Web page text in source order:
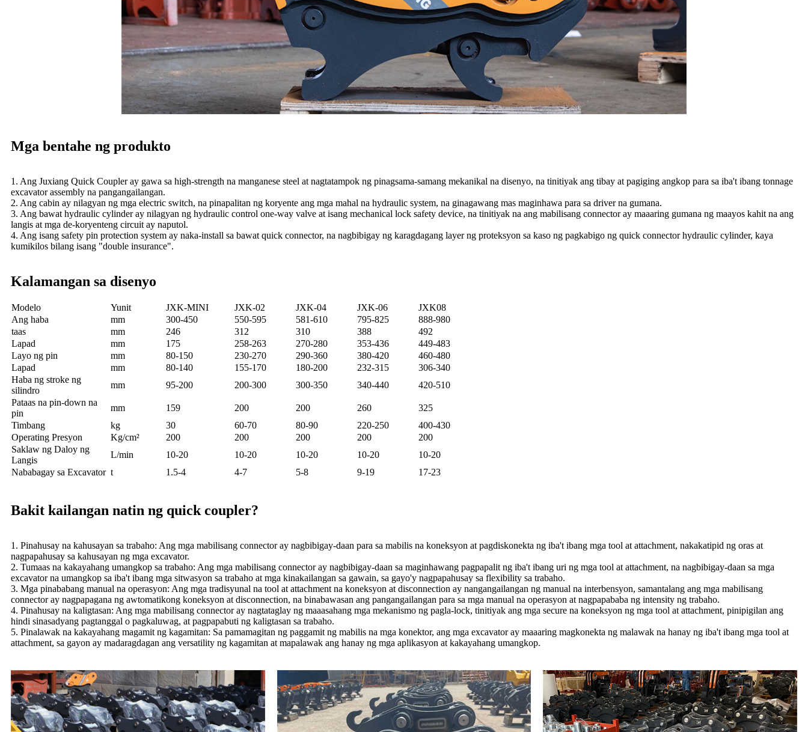
Mga bentahe ng produkto
1. Ang Juxiang Quick Coupler ay gawa sa high-strength na manganese steel at nagtatampok ng pinagsama-samang mekanikal na disenyo, na tinitiyak ang tibay at pagiging angkop para sa iba't ibang tonnage
excavator assembly na pangangailangan.
2. Ang cabin ay nilagyan ng mga electric switch, na pinapalitan ng koryente ang mga mahal na hydraulic system, na ginagawang mas maginhawa para sa driver na gumana.
3. Ang bawat hydraulic cylinder ay nilagyan ng hydraulic control one-way valve at isang mechanical lock safety device, na tinitiyak na ang mabilisang connector ay maaaring gumana ng maayos kahit na ang
langis at mga de-koryenteng circuit ay naputol.
4. Ang isang safety pin protection system ay naka-install sa bawat quick connector, na nagbibigay ng karagdagang layer ng proteksyon sa kaso ng pagkabigo ng quick connector hydraulic cylinder, kaya
kumikilos bilang isang "double insurance".
Kalamangan sa disenyo
Modelo Yunit JXK-MINI JXK-02 JXK-04 JXK-06
JXK08
Ang haba
mm 300-450 550-595 581-610 795-825
888-980
taas
mm 246 312 310 388
492
Lapad
mm 175 258-263 270-280 353-436
449-483
Layo ng pin
mm 80-150 230-270 290-360 380-420
460-480
Lapad
mm 80-140 155-170 180-200 232-315
306-340
Haba ng stroke ng
silindro
mm 95-200 200-300 300-350 340-440
420-510
Pataas na pin-down na
pin
mm 159 200 200 260
325
Timbang
kg 30 60-70 80-90 220-250
400-430
Operating Presyon
Kg/cm² 200 200 200 200
200
Saklaw ng Daloy ng
Langis
L/min 10-20 10-20 10-20 10-20
10-20
Nababagay sa Excavator t 1.5-4 4-7 5-8 9-19 17-23
Bakit kailangan natin ng quick coupler?
1. Pinahusay na kahusayan sa trabaho: Ang mga mabilisang connector ay nagbibigay-daan para sa mabilis na koneksyon at pagdiskonekta ng iba't ibang mga tool at attachment, nakakatipid ng oras at
nagpapahusay sa kahusayan ng mga excavator.
2. Tumaas na kakayahang umangkop sa trabaho: Ang mga mabilisang connector ay nagbibigay-daan sa maginhawang pagpapalit ng iba't ibang uri ng mga tool at attachment, na nagbibigay-daan sa mga
excavator na umangkop sa iba't ibang mga sitwasyon sa trabaho at mga kinakailangan sa gawain, sa gayo'y nagpapahusay sa flexibility sa trabaho.
3. Mga pinababang manual na operasyon: Ang mga tradisyunal na tool at attachment na koneksyon at disconnection ay nangangailangan ng manual na interbensyon, samantalang ang mga mabilisang
connector ay nagpapagana ng awtomatikong koneksyon at disconnection, na binabawasan ang pangangailangan para sa mga manual na operasyon at nagpapababa ng intensity ng trabaho.
4. Pinahusay na kaligtasan: Ang mga mabilisang connector ay nagtataglay ng maaasahang mga mekanismo ng pagla-lock, tinitiyak ang mga secure na koneksyon ng mga tool at attachment, pinipigilan ang
hindi sinasadyang pagtanggal o pagkaluwag, at pagpapabuti ng kaligtasan sa trabaho.
5. Pinalawak na kakayahang magamit ng kagamitan: Sa pamamagitan ng paggamit ng mabilis na mga konektor, ang mga excavator ay maaaring magkonekta ng malawak na hanay ng iba't ibang mga tool at
attachment, sa gayon ay madaragdagan ang versatility ng kagamitan at mapalawak ang hanay ng mga aplikasyon at kakayahang umangkop.